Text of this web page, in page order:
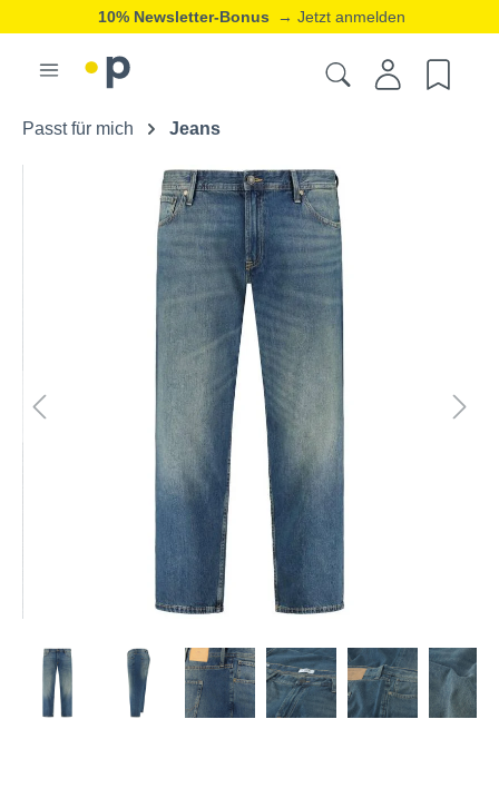
10% Newsletter-Bonus → Jetzt anmelden
Passt für mich Jeans